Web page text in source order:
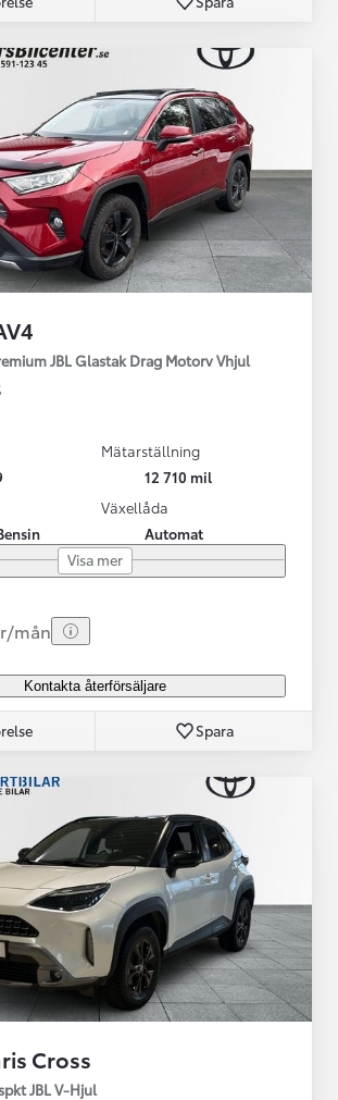
JBL Glastak Drag Motorv Vhjul
Mätarställning
12 710 mil
Växellåda
Automat
Visa mer
mån
Kontakta återförsäljare
Spara
Cross
JBL V-Hjul